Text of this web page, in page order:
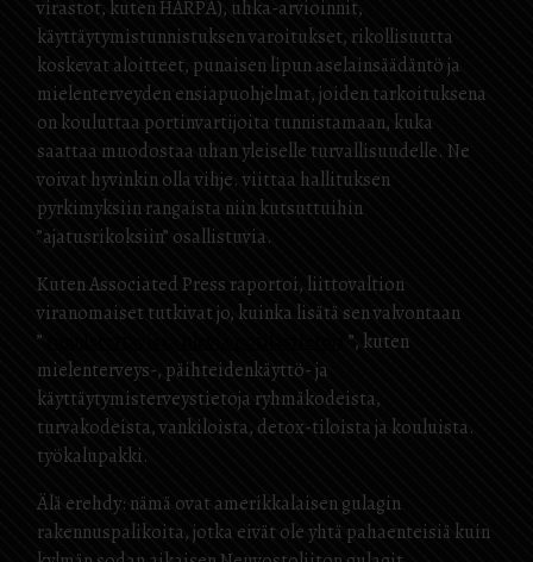
virastot, kuten HARPA), uhka-arvioinnit,
käyttäytymistunnistuksen varoitukset, rikollisuutta
koskevat aloitteet, punaisen lipun aselainsäädäntö ja
mielenterveyden ensiapuohjelmat, joiden tarkoituksena
on kouluttaa portinvartijoita tunnistamaan, kuka
saattaa muodostaa uhan yleiselle turvallisuudelle. Ne
voivat hyvinkin olla vihje. viittaa hallituksen
pyrkimyksiin rangaista niin kutsuttuihin
”ajatusrikoksiin” osallistuvia.
Kuten Associated Press raportoi, liittovaltion
viranomaiset tutkivat jo, kuinka lisätä sen valvontaan
”
”, kuten
mielenterveys-, päihteidenkäyttö- ja
käyttäytymisterveystietoja ryhmäkodeista,
turvakodeista, vankiloista, detox-tiloista ja kouluista.
työkalupakki.
Älä erehdy: nämä ovat amerikkalaisen gulagin
rakennuspalikoita, jotka eivät ole yhtä pahaenteisiä kuin